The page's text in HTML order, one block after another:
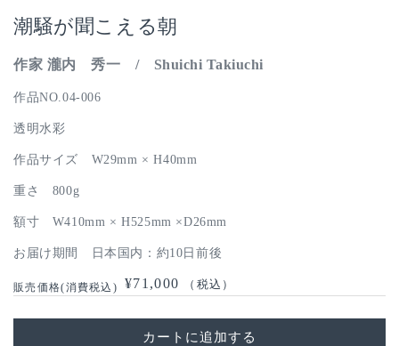
潮騒が聞こえる朝
作家 瀧内 秀一 / Shuichi Takiuchi
作品NO.04-006
透明水彩
作品サイズ W29mm × H40mm
重さ 800g
額寸 W410mm × H525mm ×D26mm
お届け期間 日本国内：約10日前後
通
¥71,000 （税込）
カートに追加する